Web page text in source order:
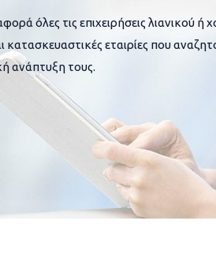
όλες τις επιχειρήσεις λιανικού ή
κατασκευαστικές εταιρίες που
ανάπτυξη τους.